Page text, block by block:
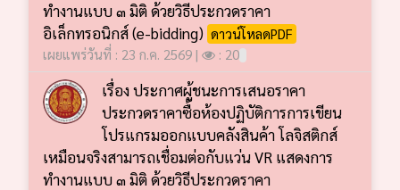
ทำงานแบบ ๓ มิติ ด้วยวิธีประกวดราคา
อิเล็กทรอนิกส์ (e-bidding) ดาวน์โหลดPDF
เผยแพร่วันที่ : 23 ก.ค. 2569 |
: 20
เรื่อง ประกาศผู้ชนะการเสนอราคา
ประกวดราคาซื้อห้องปฏิบัติการการเขียน
โปรแกรมออกแบบคลังสินค้า โลจิสติกส์
เหมือนจริงสามารถเชื่อมต่อกับแว่น VR แสดงการ
ทำงานแบบ ๓ มิติ ด้วยวิธีประกวดราคา